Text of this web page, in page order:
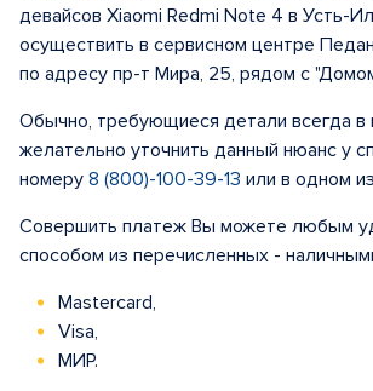
девайсов Xiaomi Redmi Note 4 в Усть-
осуществить в сервисном центре
по адресу пр-т Мира, 25, рядом с
Обычно, требующиеся детали всегда в
желательно уточнить данный нюанс у
номеру 8 (800)-100-39-13 или в одном
Совершить платеж Вы можете любым
способом из перечисленных -
Mastercard,
Visa,
МИР.